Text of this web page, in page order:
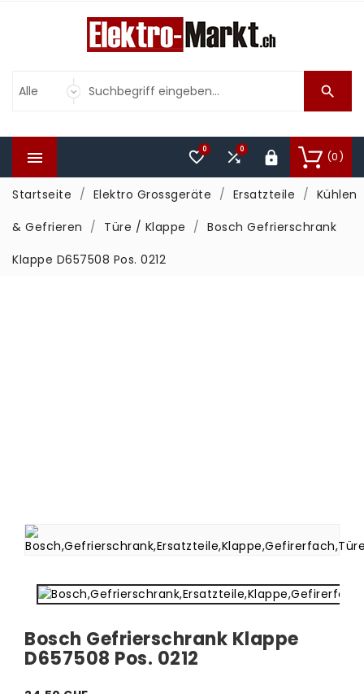

 (0)

0
0
Startseite Elektro Grossgeräte Ersatzteile
Kühlen
& Gefrieren
Türe / Klappe
Bosch Gefrierschrank
Klappe D657508 Pos. 0212
Bosch Gefrierschrank Klappe
D657508 Pos. 0212